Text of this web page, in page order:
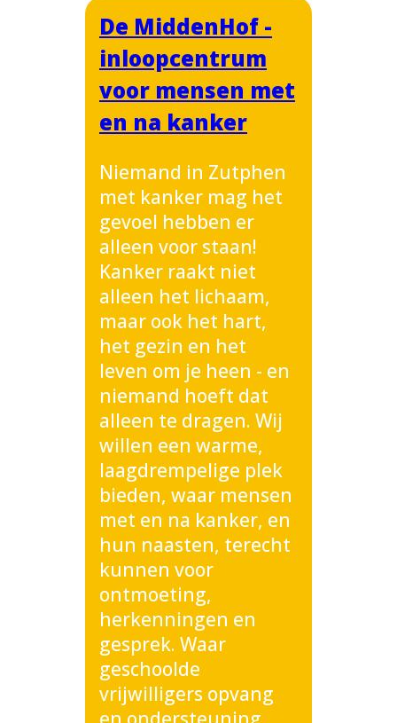
De MiddenHof -
inloopcentrum
voor mensen met
en na kanker
Niemand in Zutphen
met kanker mag het
gevoel hebben er
alleen voor staan!
Kanker raakt niet
alleen het lichaam,
maar ook het hart,
het gezin en het
leven om je heen - en
niemand hoeft dat
alleen te dragen. Wij
willen een warme,
laagdrempelige plek
bieden, waar mensen
met en na kanker, en
hun naasten, terecht
kunnen voor
ontmoeting,
herkenningen en
gesprek. Waar
geschoolde
vrijwilligers opvang